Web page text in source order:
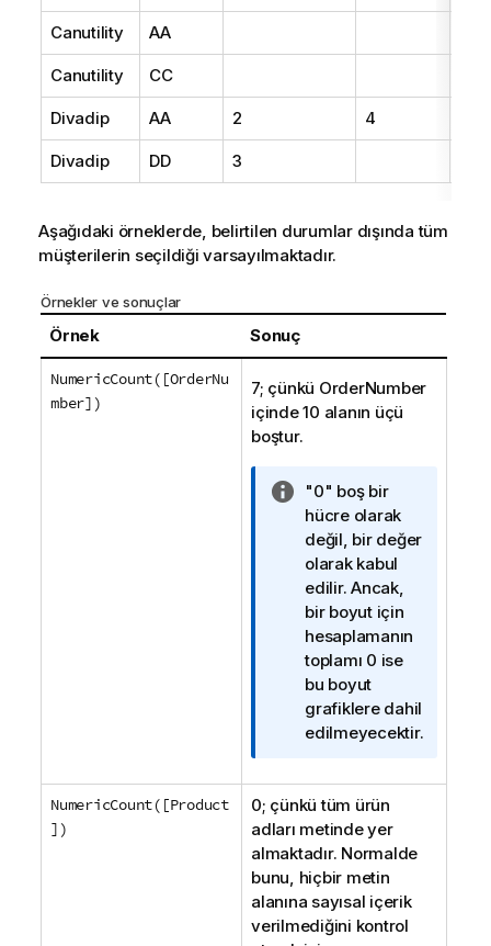
Canutility AA
Canutility CC
Divadip AA 2 4
Divadip DD 3
Aşağıdaki örneklerde, belirtilen durumlar dışında tüm
müşterilerin seçildiği varsayılmaktadır.
Örnekler ve sonuçlar
Örnek Sonuç
NumericCount([OrderNu
mber])
7; çünkü OrderNumber
içinde 10 alanın üçü
boştur.
B
i
l
g
i
n
o
t
u
"0" boş bir
hücre olarak
değil, bir değer
olarak kabul
edilir. Ancak,
bir boyut için
hesaplamanın
toplamı 0 ise
bu boyut
grafiklere dahil
edilmeyecektir.
NumericCount([Product
])
0; çünkü tüm ürün
adları metinde yer
almaktadır. Normalde
bunu, hiçbir metin
alanına sayısal içerik
verilmediğini kontrol